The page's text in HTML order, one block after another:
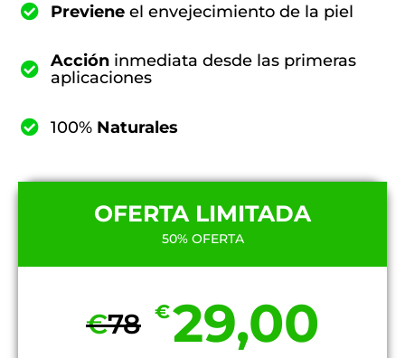
Previene el envejecimiento de la piel
Acción inmediata desde las primeras
aplicaciones
100% Naturales
OFERTA LIMITADA
50% OFERTA
€78 €29,00